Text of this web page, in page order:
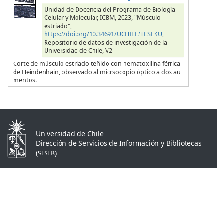
Unidad de Docencia del Programa de Biología
Celular y Molecular, ICBM, 2023, "Músculo
estriado",
https://doi.org/10.34691/UCHILE/TLSEKU,
Repositorio de datos de investigación de la
Universidad de Chile, V2
Corte de músculo estriado teñido con hematoxilina férrica
de Heindenhain, observado al micrsocopio óptico a dos au
mentos.
Universidad de Chile
Dirección de Servicios de Información y Bibliotecas
(SISIB)